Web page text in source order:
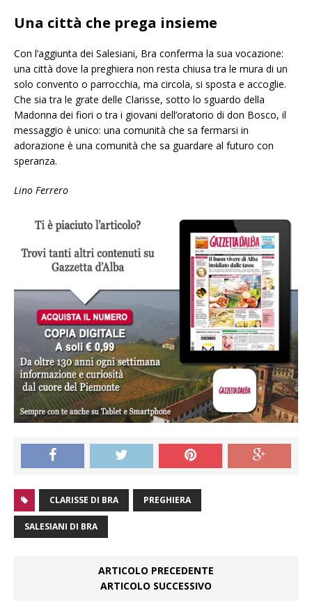
Una città che prega insieme
​Con l’aggiunta dei Salesiani, Bra conferma la sua vocazione:
una città dove la preghiera non resta chiusa tra le mura di un
solo convento o parrocchia, ma circola, si sposta e accoglie.
Che sia tra le grate delle Clarisse, sotto lo sguardo della
Madonna dei fiori o tra i giovani dell’oratorio di don Bosco, il
messaggio è unico: una comunità che sa fermarsi in
adorazione è una comunità che sa guardare al futuro con
speranza.
Lino Ferrero
CLARISSE DI BRA PREGHIERA
SALESIANI DI BRA
ARTICOLO PRECEDENTE
ARTICOLO SUCCESSIVO